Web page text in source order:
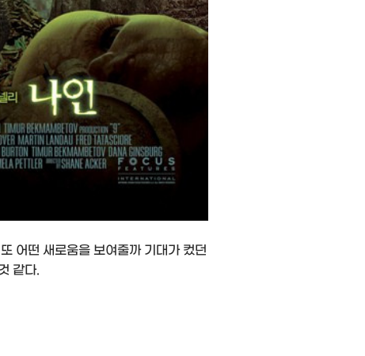
어떤 새로움을 보여줄까 기대가 컸던
같다.